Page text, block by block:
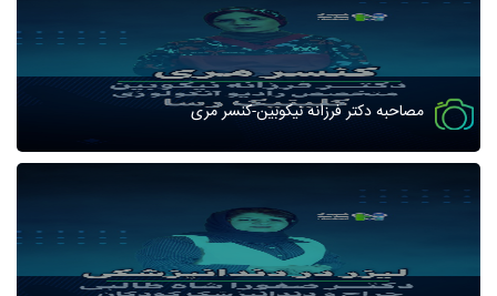
مصاحبه دکتر فرزانه نیکوبین-کنسر مری